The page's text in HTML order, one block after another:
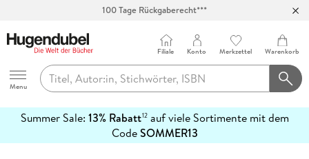
100 Tage Rückgaberecht***
Hugendubel
Menu
Filiale Konto Merkzettel Warenkorb
Summer Sale: 13% Rabatt12auf viele Sortimente mit dem
CodeSOMMER13
erfahren